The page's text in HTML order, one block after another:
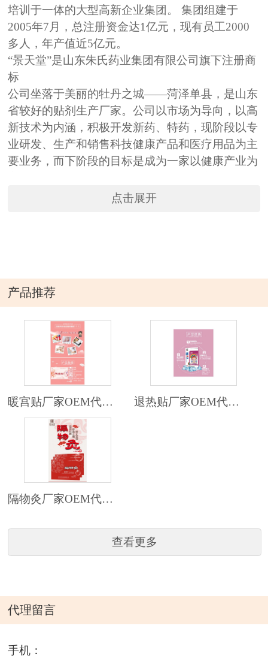
培训于一体的大型高新企业集团。 集团组建于
2005年7月，总注册资金达1亿元，现有员工2000
多人，年产值近5亿元。
“景天堂”是山东朱氏药业集团有限公司旗下注册商
标
公司坐落于美丽的牡丹之城——菏泽单县，是山东
省较好的贴剂生产厂家。公司以市场为导向，以高
新技术为内涵，积极开发新药、特药，现阶段以专
业研发、生产和销售科技健康产品和医疗用品为主
要业务，而下阶段的目标是成为一家以健康产业为
点击展开
产品推荐
暖宫贴厂家OEM代加工 退热贴厂家OEM代加工
隔物灸厂家OEM代加工代理
查看更多
代理留言
手机：